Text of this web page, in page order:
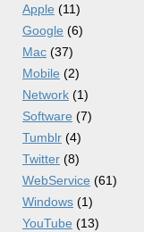
Apple (11)
Google (6)
Mac (37)
Mobile (2)
Network (1)
Software (7)
Tumblr (4)
Twitter (8)
WebService (61)
Windows (1)
YouTube (13)